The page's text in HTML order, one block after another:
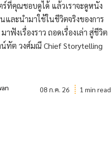
ที่คุณชอบดูได้ แล้วเราจะดูหนัง
ละนำมาใช้ในชีวิตจริงของการ
าฟังเรื่องราว ถอดเรื่องเล่า สู่ชีวิต
ทัต วงศ์มณี Chief Storytelling
08 ก.ค. 26 1 min read